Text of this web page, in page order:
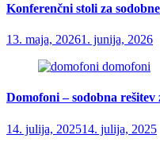
Konferenčni stoli za
13. maja, 20261. junija, 2026
domofoni
Domofoni – sodobna
14. julija, 202514. julija, 2025